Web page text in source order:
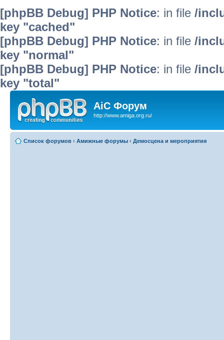
[phpBB Debug] PHP Notice: in file /
key "cached"
[phpBB Debug] PHP Notice: in file /
key "normal"
[phpBB Debug] PHP Notice: in file /
key "total"
AiC Форум
http://www.amiga.org.ru/
Список форумов ‹ Амижные форумы ‹ Демосцена и мероприятия